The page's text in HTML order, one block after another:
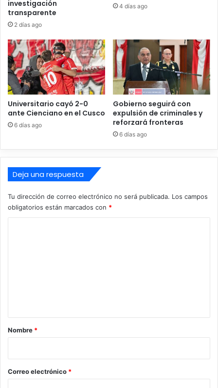
i
a
l
u
n
t
o
a
P
e
r
c
o
j
n
t
o
o
n
n
u
e
v
a
c
o
e
c
c
n
y
e
g
a
investigación
transparente
2 días ago
4 días ago
Universitario cayó 2-0
ante Cienciano en el Cusco
6 días ago
Gobierno seguirá con
expulsión de criminales y
reforzará fronteras
6 días ago
Deja una respuesta
Tu dirección de correo electrónico no será publicada. Los campos
obligatorios están marcados con *
r
*
Nombre *
Correo electrónico *